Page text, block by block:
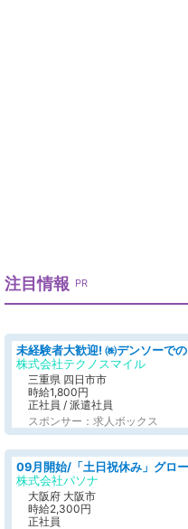
注目情報 PR
株式会社テクノスマイル
三重県 四日市市
時給1,800円
正社員 / 派遣社員
スポンサー：求人ボックス
株式会社パソナ
大阪府 大阪市
時給2,300円
正社員